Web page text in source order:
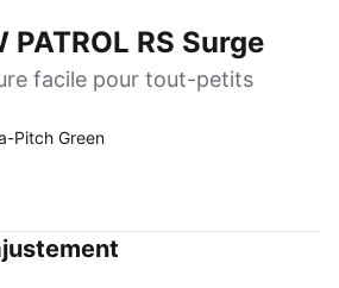
PATROL RS Surge
facile pour tout-petits
Pitch Green
Green